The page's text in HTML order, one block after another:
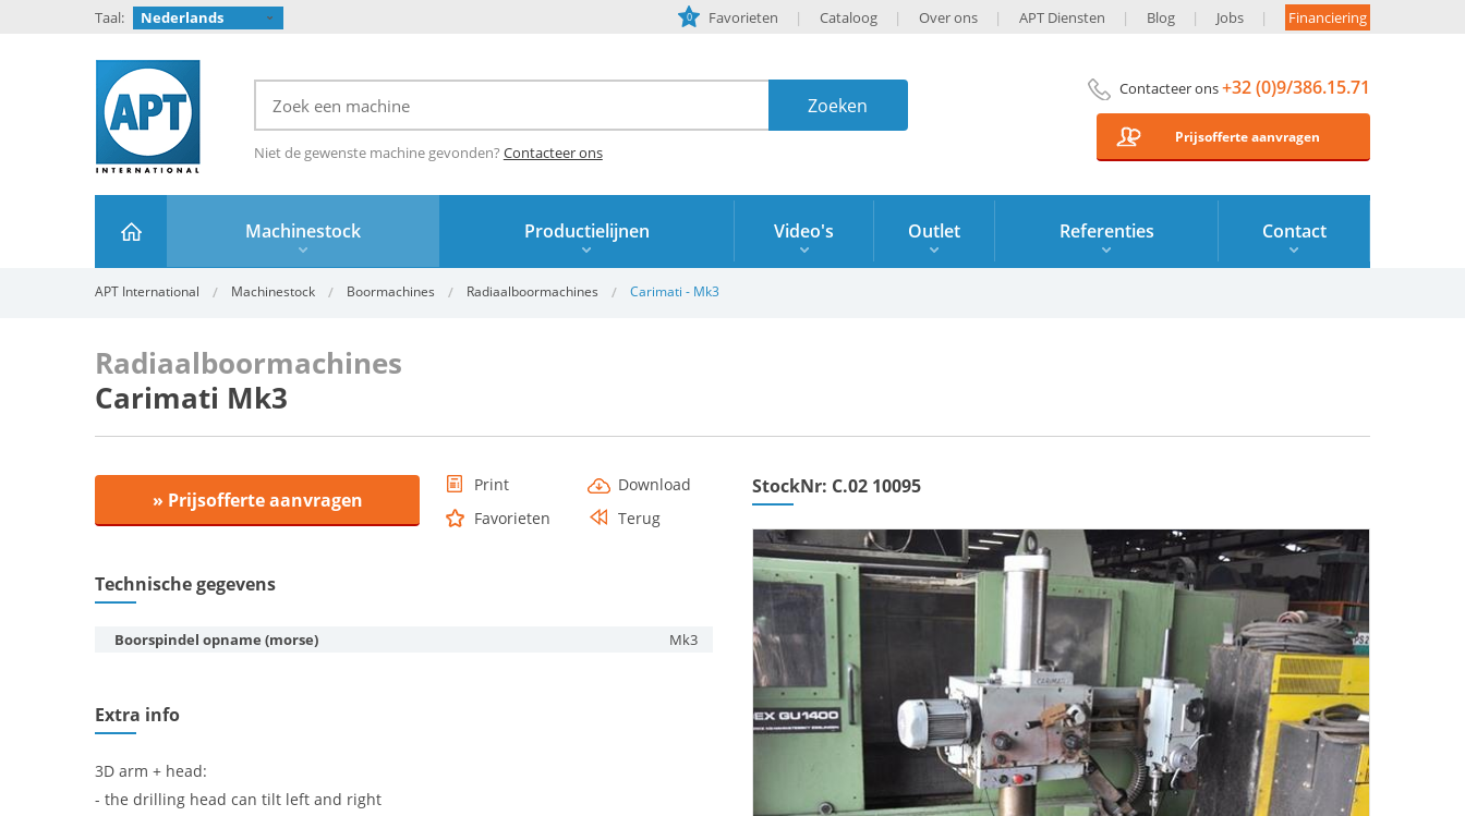
Taal: Nederlands 0 Favorieten Cataloog Over ons APT Diensten Blog Jobs Financiering
Niet de gewenste machine gevonden? Contacteer ons
Contacteer ons+32 (0)9/386.15.71
Prijsofferte aanvragen
Machinestock Productielijnen Video's Outlet Referenties Contact
APT International Machinestock Boormachines Radiaalboormachines Carimati - Mk3
Radiaalboormachines
Carimati Mk3
» Prijsofferte aanvragen
Print
Download
Favorieten
Terug
Technische gegevens
Boorspindel opname (morse) Mk3
Extra info
3D arm + head:
- the drilling head can tilt left and right
StockNr: C.02 10095